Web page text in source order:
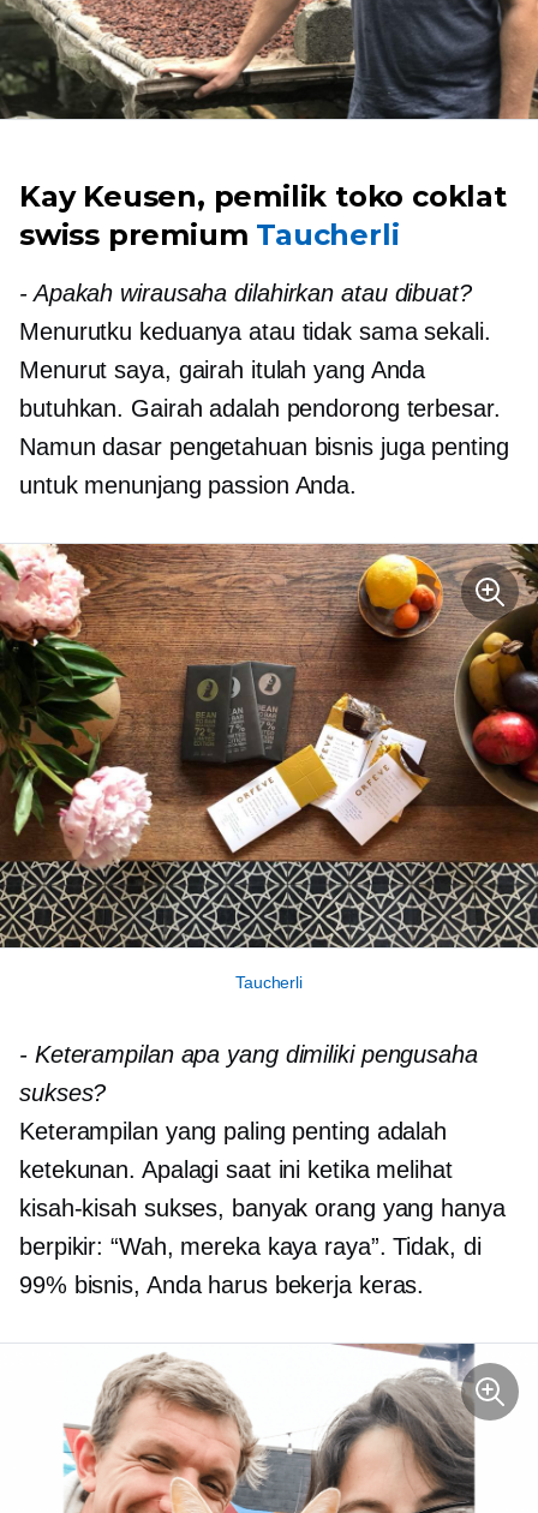
Kay Keusen, pemilik toko coklat
swiss premium Taucherli
-Apakah wirausaha dilahirkan atau dibuat?
Menurutku keduanya atau tidak sama sekali.
Menurut saya, gairah itulah yang Anda
butuhkan. Gairah adalah pendorong terbesar.
Namun dasar pengetahuan bisnis juga penting
untuk menunjang passion Anda.
Taucherli
-Keterampilan apa yang dimiliki pengusaha
sukses?
Keterampilan yang paling penting adalah
ketekunan. Apalagi saat ini ketika melihat
kisah-kisah sukses, banyak orang yang hanya
berpikir: “Wah, mereka kaya raya”. Tidak, di
99% bisnis, Anda harus bekerja keras.